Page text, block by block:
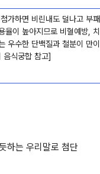
가하면 비린내도 덜나고 부
율이 높아지므로 비혈예방,
우수한 단백질과 철분이 만
음식궁합 참고]
하는 우리말로 첨단